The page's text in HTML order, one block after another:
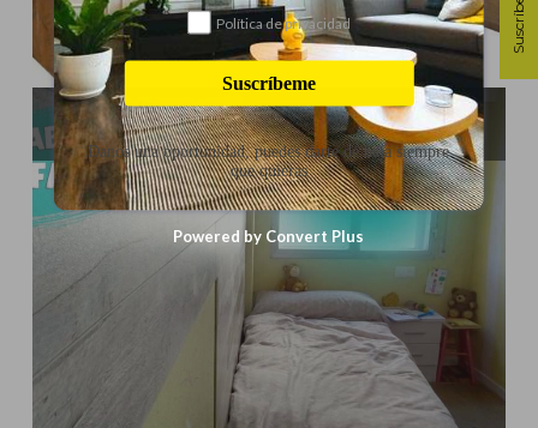
Influencer:El Taller de Ire
IDEAS PARA CREAR UNA HABITACIÓN INFANTIL
Influencer: El Taller de Ire
Suscríbete
Política de privacidad
Suscríbeme
Danos una oportunidad, puedes darte de baja siempre
que quieras
Powered by Convert Plus